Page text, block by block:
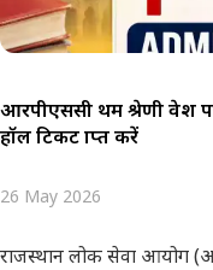
आरपीएससी प्रथम श्रेणी प्रवेश
हॉल टिकट प्राप्त करें
26 May 2026
राजस्थान लोक सेवा आयोग